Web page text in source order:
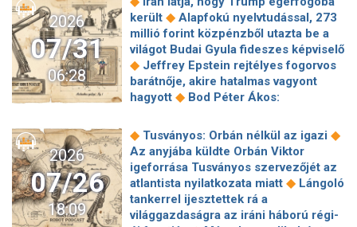
TECH HÍREK
FILM-ZENE-SZÓRAKOZÁS
PLAYLIST
MI AZ A ROBOT PODCAST?
2026
07/31
06:28
került ◆ Alapfokú nyelvtudással, 273
millió forint közpénzből utazta be a
világot Budai Gyula fideszes képviselő
◆ Jeffrey Epstein rejtélyes fogorvos
barátnője, akire hatalmas vagyont
hagyott ◆ Bod Péter Ákos:
változás – mit hoz a Tisza-kormány?
◆
Panaszt tesznek a rendőri fellépés
ellen az Orbán Viktor október 23-i
beszéde közben bekiabáló fiatalok ◆
Magyar Péter: ma vagy pénteken
teljesen lekapcsolhatják a Paksi
2026
07/26
18:09
◆ Tusványos: Orbán nélkül az igazi ◆
Az anyjába küldte Orbán Viktor
igeforrása Tusványos szervezőjét az
atlantista nyilatkozata miatt ◆ Lángoló
tankerrel ijesztettek rá a
világgazdaságra az iráni háború régi-